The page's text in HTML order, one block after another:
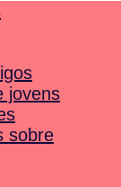
jovens
sobre